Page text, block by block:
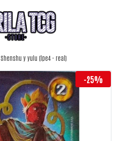
Shenshu y yulu (lpe4 - real)
-25%